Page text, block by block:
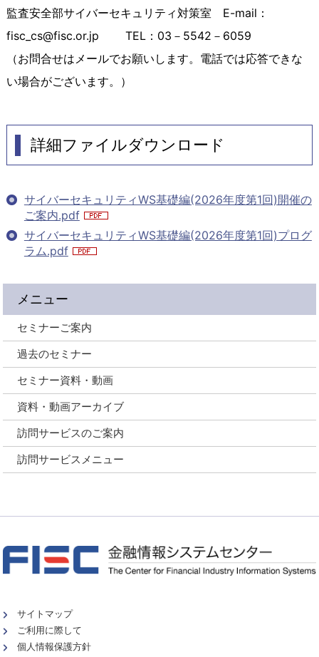
監査安全部サイバーセキュリティ対策室 E-mail：
fisc_cs@fisc.or.jp TEL：03－5542－6059
（お問合せはメールでお願いします。電話では応答できな
い場合がございます。）
詳細ファイルダウンロード
サイバーセキュリティWS基礎編(2026年度第1回)開催の
ご案内.pdf
サイバーセキュリティWS基礎編(2026年度第1回)プログ
ラム.pdf
メニュー
セミナーご案内
過去のセミナー
セミナー資料・動画
資料・動画アーカイブ
訪問サービスのご案内
訪問サービスメニュー
サイトマップ
ご利用に際して
個人情報保護方針